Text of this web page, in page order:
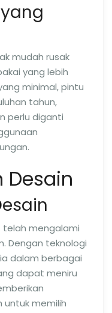
mudah rusak
yang lebih
minimal, pintu
tahun,
perlu diganti
Desain
telah mengalami
Dengan teknologi
dalam berbagai
dapat meniru
untuk memilih